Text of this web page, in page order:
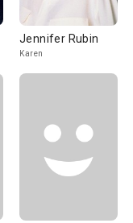
Jennifer Rubin
Karen